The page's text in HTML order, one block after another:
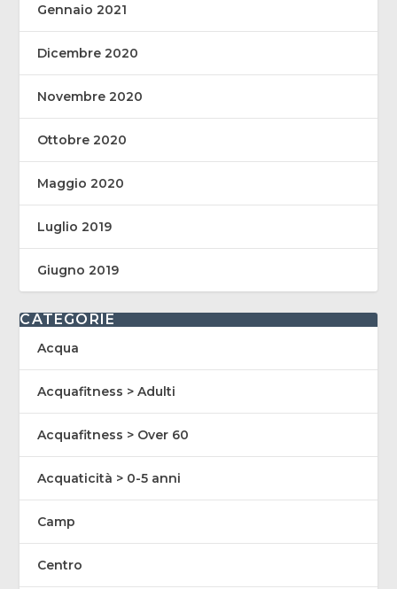
Gennaio 2021
Dicembre 2020
Novembre 2020
Ottobre 2020
Maggio 2020
Luglio 2019
Giugno 2019
CATEGORIE
Acqua
Acquafitness > Adulti
Acquafitness > Over 60
Acquaticità > 0-5 anni
Camp
Centro